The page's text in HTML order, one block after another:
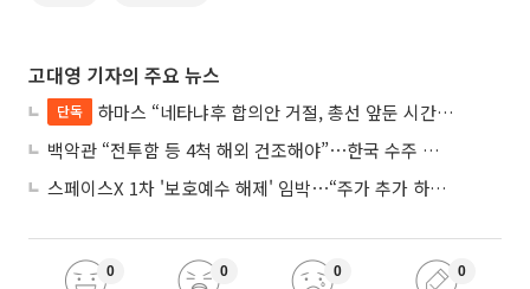
고대영 기자의 주요 뉴스
단독
하마스 “네타냐후 합의안 거절, 총선 앞둔 시간 끌기”
백악관 “전투함 등 4척 해외 건조해야”⋯한국 수주 기대
스페이스X 1차 '보호예수 해제' 임박⋯“주가 추가 하락 가능성”
0 0 0 0